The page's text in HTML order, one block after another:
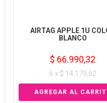
AIRTAG APPLE 1U
BLANCO
$ 66.990,32
6 x $ 14.179,62